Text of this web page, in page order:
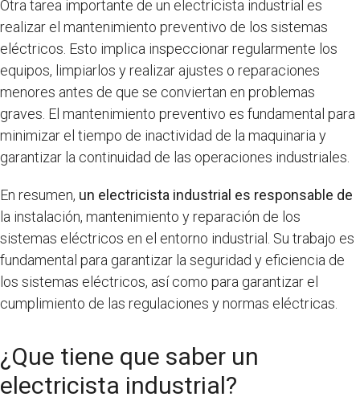
Otra tarea importante de un electricista industrial es
realizar el mantenimiento preventivo de los sistemas
eléctricos. Esto implica inspeccionar regularmente los
equipos, limpiarlos y realizar ajustes o reparaciones
menores antes de que se conviertan en problemas
graves. El mantenimiento preventivo es fundamental para
minimizar el tiempo de inactividad de la maquinaria y
garantizar la continuidad de las operaciones industriales.
En resumen, un electricista industrial es responsable de
la instalación, mantenimiento y reparación de los
sistemas eléctricos en el entorno industrial. Su trabajo es
fundamental para garantizar la seguridad y eficiencia de
los sistemas eléctricos, así como para garantizar el
cumplimiento de las regulaciones y normas eléctricas.
¿Que tiene que saber un
electricista industrial?